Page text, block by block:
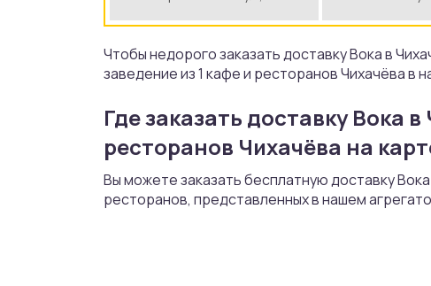
Чтобы недорого заказать доставку Вока в
заведение из 1 кафе и ресторанов Чихачёва в
Где заказать доставку Вока
ресторанов Чихачёва на
Вы можете заказать бесплатную доставку
ресторанов, представленных в нашем